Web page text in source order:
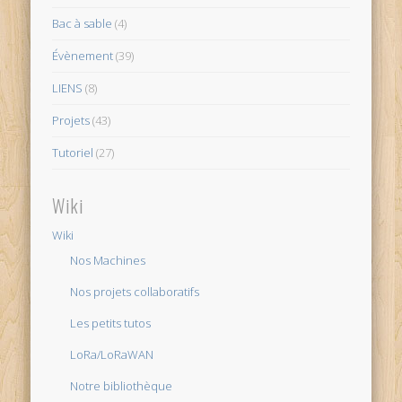
Bac à sable (4)
Évènement(39)
LIENS (8)
Projets(43)
Tutoriel (27)
Wiki
Wiki
Nos Machines
Nos projets collaboratifs
Les petits tutos
LoRa/LoRaWAN
Notre bibliothèque